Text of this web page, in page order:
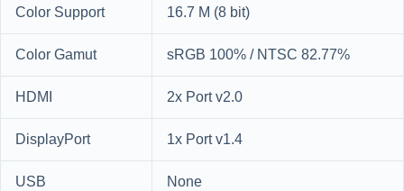
Color Support
16.7 M (8 bit)
Color Gamut
sRGB 100% / NTSC 82.77%
HDMI
2x Port v2.0
DisplayPort
1x Port v1.4
USB
None